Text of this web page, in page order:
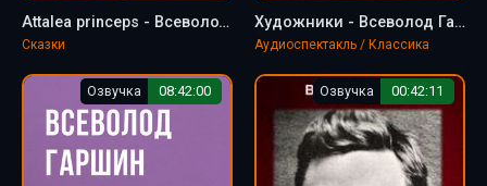
Attalea princeps - Всеволод Гаршин
Сказки
Художники - Всеволод Гаршин
Аудиоспектакль / Классика
Озвучка 08:42:00 Озвучка 00:42:11